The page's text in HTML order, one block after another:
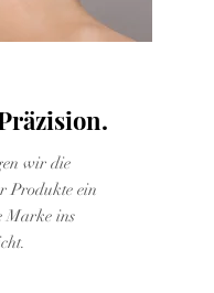
wir die
Produkte ein
Marke ins